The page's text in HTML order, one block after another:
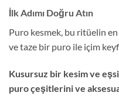
İlk Adımı Doğru Atın
Puro kesmek, bu ritüelin en
ve taze bir puro ile içim
Kusursuz bir kesim ve
puro çeşitlerini ve